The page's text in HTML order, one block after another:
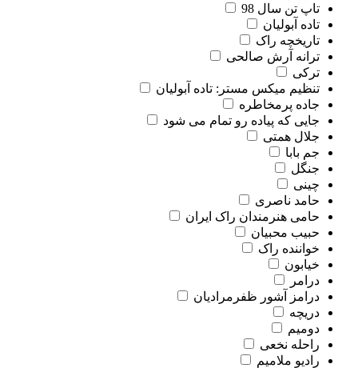
تاپ تن سال 98
تاده آبولیان
تاریخچه راک
ترانه آرش صالحی
ترکی
تنظیم میکس مستر: تاده آبولیان
جاده پرمخاطره
جایی که پیاده رو تمام می شود
جلال همتی
جم بابا
جنگل
چینی
حامد ناصری
حامی هنرمندان راک ایران
حبیب محبیان
خواننده راک
خیابون
درامر
درامز آشور ظفرمرادیان
دریچه
دومیم
راحله نخعی
رادیو ملامیم